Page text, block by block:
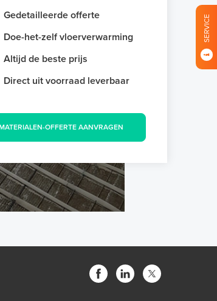
Gedetailleerde offerte
Doe-het-zelf vloerverwarming
Altijd de beste prijs
Direct uit voorraad leverbaar
OFFERTE AANVRAGEN
SERVICE